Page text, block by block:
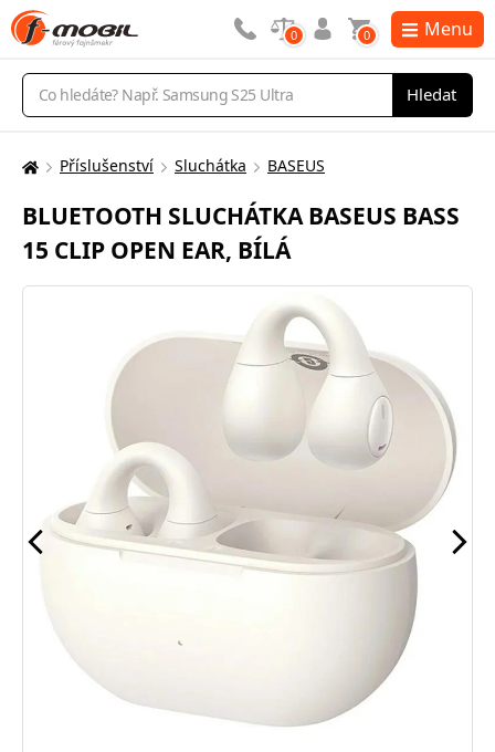
Vyhledávání
Hledat
0 0 Menu
Zde
nacházíte:
Příslušenství Sluchátka BASEUS
BLUETOOTH SLUCHÁTKA BASEUS BASS
15 CLIP OPEN EAR, BÍLÁ